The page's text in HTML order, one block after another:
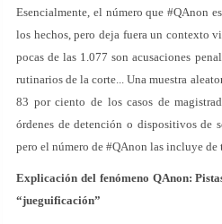
Esencialmente, el número que #QAnon
los hechos, pero deja fuera un contexto
pocas de las 1.077 son acusaciones
rutinarios de la corte... Una muestra
83 por ciento de los casos de
órdenes de detención o dispositivos de
pero el número de #QAnon las incluye de
Explicación del fenómeno QAnon:
“jueguificación”